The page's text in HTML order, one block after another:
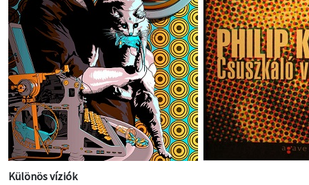
Különös víziók